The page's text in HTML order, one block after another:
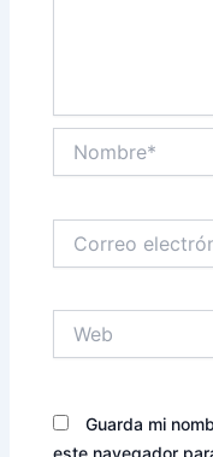
electrónico*
Guarda mi
este navegador